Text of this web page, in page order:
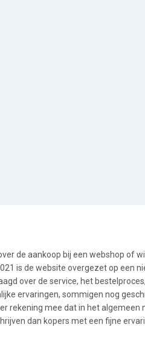
de aankoop bij een webshop of
is de website overgezet op een
over de service, het
ervaringen, sommigen nog
rekening mee dat in het algemeen
dan kopers met een fijne